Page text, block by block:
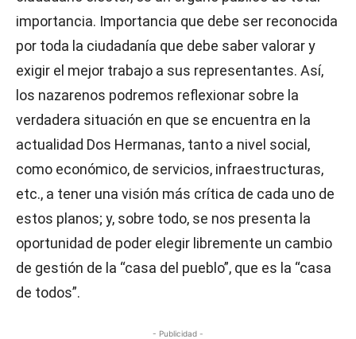
importancia. Importancia que debe ser reconocida
por toda la ciudadanía que debe saber valorar y
exigir el mejor trabajo a sus representantes. Así,
los nazarenos podremos reflexionar sobre la
verdadera situación en que se encuentra en la
actualidad Dos Hermanas, tanto a nivel social,
como económico, de servicios, infraestructuras,
etc., a tener una visión más crítica de cada uno de
estos planos; y, sobre todo, se nos presenta la
oportunidad de poder elegir libremente un cambio
de gestión de la “casa del pueblo”, que es la “casa
de todos”.
- Publicidad -